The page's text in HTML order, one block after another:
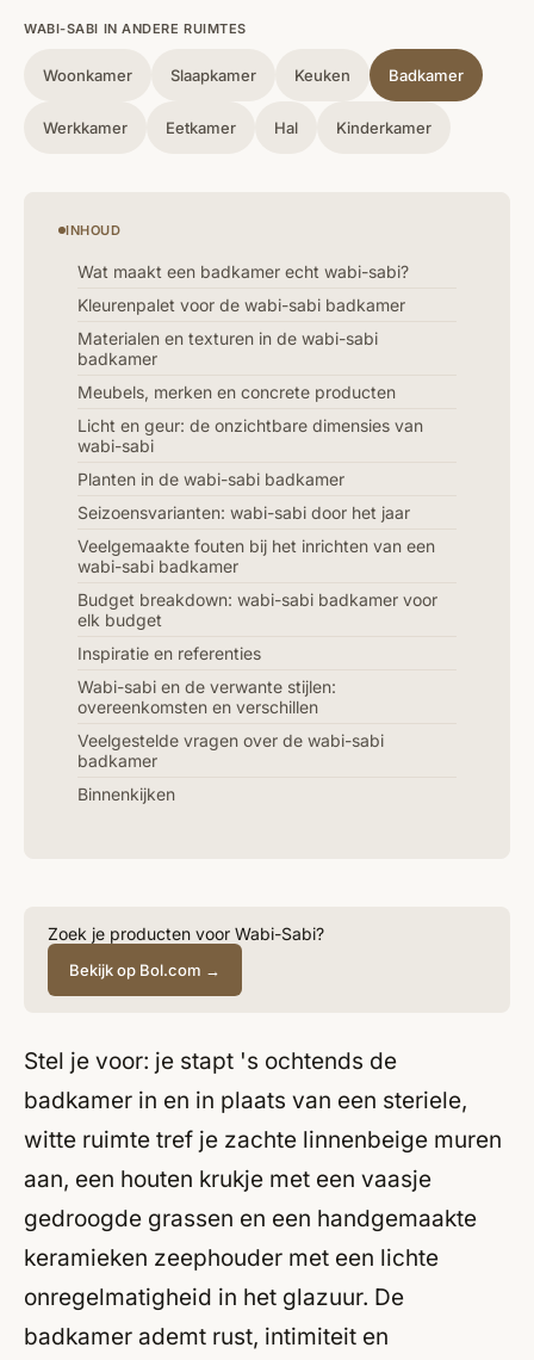
WABI-SABI IN ANDERE RUIMTES
Woonkamer Slaapkamer Keuken Badkamer
Werkkamer Eetkamer Hal Kinderkamer
INHOUD
Wat maakt een badkamer echt wabi-sabi?
Kleurenpalet voor de wabi-sabi badkamer
Materialen en texturen in de wabi-sabi
badkamer
Meubels, merken en concrete producten
Licht en geur: de onzichtbare dimensies van
wabi-sabi
Planten in de wabi-sabi badkamer
Seizoensvarianten: wabi-sabi door het jaar
Veelgemaakte fouten bij het inrichten van een
wabi-sabi badkamer
Budget breakdown: wabi-sabi badkamer voor
elk budget
Inspiratie en referenties
Wabi-sabi en de verwante stijlen:
overeenkomsten en verschillen
Veelgestelde vragen over de wabi-sabi
badkamer
Binnenkijken
Zoek je producten voor Wabi-Sabi?
Bekijk op Bol.com →
Stel je voor: je stapt 's ochtends de
badkamer in en in plaats van een steriele,
witte ruimte tref je zachte linnenbeige muren
aan, een houten krukje met een vaasje
gedroogde grassen en een handgemaakte
keramieken zeephouder met een lichte
onregelmatigheid in het glazuur. De
badkamer ademt rust, intimiteit en